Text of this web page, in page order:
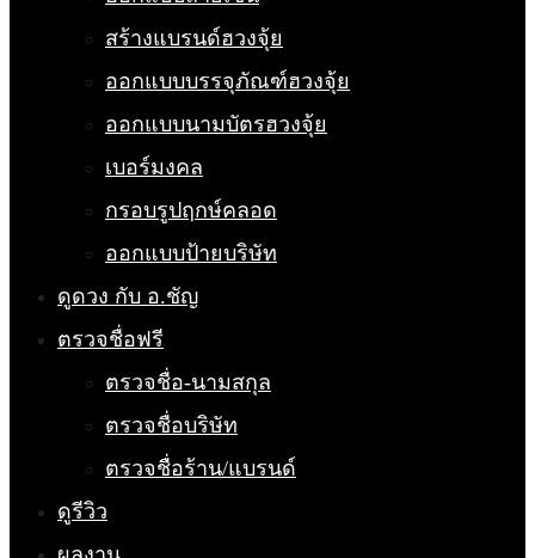
สร้างแบรนด์ฮวงจุ้ย
ออกแบบบรรจุภัณฑ์ฮวงจุ้ย
ออกแบบนามบัตรฮวงจุ้ย
เบอร์มงคล
กรอบรูปฤกษ์คลอด
ออกแบบป้ายบริษัท
ดูดวง กับ อ.ชัญ
ตรวจชื่อฟรี
ตรวจชื่อ-นามสกุล
ตรวจชื่อบริษัท
ตรวจชื่อร้าน/แบรนด์
ดูรีวิว